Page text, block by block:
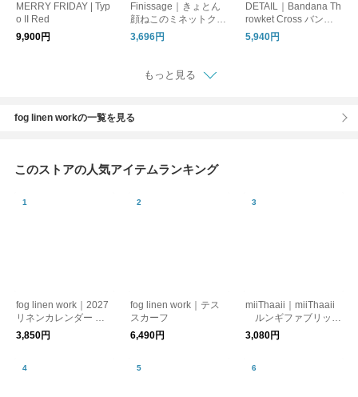
MERRY FRIDAY | Typ
o II Red
9,900円
Finissage｜きょとん
顔ねこのミネットクッ
ションブランケット
[ギフト]
3,696円
DETAIL｜Bandana Th
rowket Cross バンダ
ナ スローケット クロ
ス/ブランケット ラグ
5,940円
もっと見る
fog linen workの一覧を見る
このストアの人気アイテムランキング
fog linen work｜2027
リネンカレンダー イ
ザベルボワノ fog lin
en work フォグリネ
3,850円
fog linen work｜テス
スカーフ
6,490円
miiThaaii｜miiThaaii
ルンギファブリッ
ク カラーアソート
fog linen work フォ
3,080円